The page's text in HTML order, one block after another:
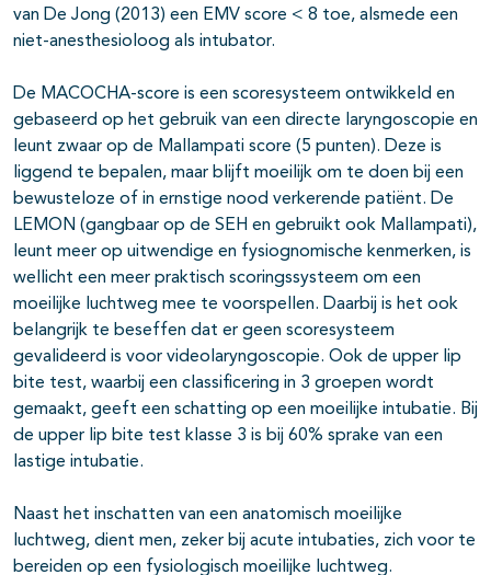
van De Jong (2013) een EMV score < 8 toe, alsmede een
niet-anesthesioloog als intubator.
De MACOCHA-score is een scoresysteem ontwikkeld en
gebaseerd op het gebruik van een directe laryngoscopie en
leunt zwaar op de Mallampati score (5 punten). Deze is
liggend te bepalen, maar blijft moeilijk om te doen bij een
bewusteloze of in ernstige nood verkerende patiënt. De
LEMON (gangbaar op de SEH en gebruikt ook Mallampati),
leunt meer op uitwendige en fysiognomische kenmerken, is
wellicht een meer praktisch scoringssysteem om een
moeilijke luchtweg mee te voorspellen. Daarbij is het ook
belangrijk te beseffen dat er geen scoresysteem
gevalideerd is voor videolaryngoscopie. Ook de upper lip
bite test, waarbij een classificering in 3 groepen wordt
gemaakt, geeft een schatting op een moeilijke intubatie. Bij
de upper lip bite test klasse 3 is bij 60% sprake van een
lastige intubatie.
Naast het inschatten van een anatomisch moeilijke
luchtweg, dient men, zeker bij acute intubaties, zich voor te
bereiden op een fysiologisch moeilijke luchtweg.